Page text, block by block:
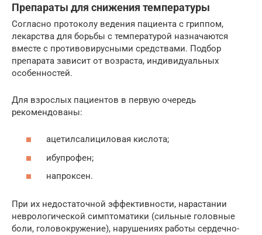
Препараты для снижения температуры
Согласно протоколу ведения пациента с гриппом,
лекарства для борьбы с температурой назначаются
вместе с противовирусными средствами. Подбор
препарата зависит от возраста, индивидуальных
особенностей.
Для взрослых пациентов в первую очередь
рекомендованы:
ацетилсалициловая кислота;
ибупрофен;
напроксен.
При их недостаточной эффективности, нарастании
неврологической симптоматики (сильные головные
боли, головокружение), нарушениях работы сердечно-